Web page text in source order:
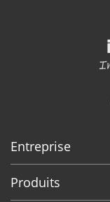
Entreprise
Produits